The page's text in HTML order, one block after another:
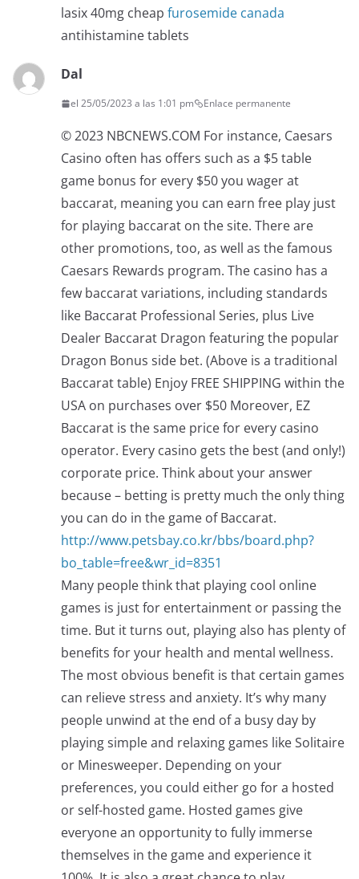
lasix 40mg cheap furosemide canada
antihistamine tablets
Dal
el 25/05/2023 a las 1:01 pm Enlace permanente
© 2023 NBCNEWS.COM For instance, Caesars
Casino often has offers such as a $5 table
game bonus for every $50 you wager at
baccarat, meaning you can earn free play just
for playing baccarat on the site. There are
other promotions, too, as well as the famous
Caesars Rewards program. The casino has a
few baccarat variations, including standards
like Baccarat Professional Series, plus Live
Dealer Baccarat Dragon featuring the popular
Dragon Bonus side bet. (Above is a traditional
Baccarat table) Enjoy FREE SHIPPING within the
USA on purchases over $50 Moreover, EZ
Baccarat is the same price for every casino
operator. Every casino gets the best (and only!)
corporate price. Think about your answer
because – betting is pretty much the only thing
you can do in the game of Baccarat.
http://www.petsbay.co.kr/bbs/board.php?
bo_table=free&wr_id=8351
Many people think that playing cool online
games is just for entertainment or passing the
time. But it turns out, playing also has plenty of
benefits for your health and mental wellness.
The most obvious benefit is that certain games
can relieve stress and anxiety. It’s why many
people unwind at the end of a busy day by
playing simple and relaxing games like Solitaire
or Minesweeper. Depending on your
preferences, you could either go for a hosted
or self-hosted game. Hosted games give
everyone an opportunity to fully immerse
themselves in the game and experience it